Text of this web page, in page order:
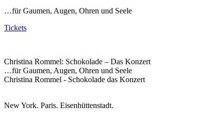
…für Gaumen, Augen, Ohren und Seele
Tickets
Christina Rommel: Schokolade – Das Konzert
…für Gaumen, Augen, Ohren und Seele
Christina Rommel - Schokolade das Konzert
New York. Paris. Eisenhüttenstadt.